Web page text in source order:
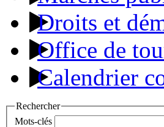
Droits et
Office de
Calendrier
Rechercher
Mots-clés